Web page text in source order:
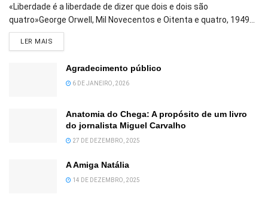
«Liberdade é a liberdade de dizer que dois e dois são
quatro»George Orwell, Mil Novecentos e Oitenta e quatro, 1949...
LER MAIS
Agradecimento público
6 DE JANEIRO, 2026
Anatomia do Chega: A propósito de um livro
do jornalista Miguel Carvalho
27 DE DEZEMBRO, 2025
A Amiga Natália
14 DE DEZEMBRO, 2025